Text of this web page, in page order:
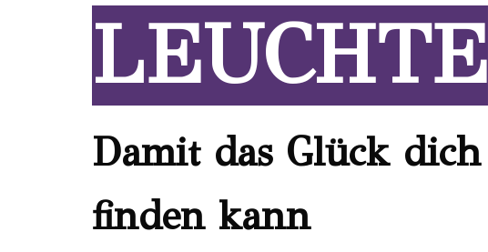
LEUCHTE
Damit das Glück dich
finden kann